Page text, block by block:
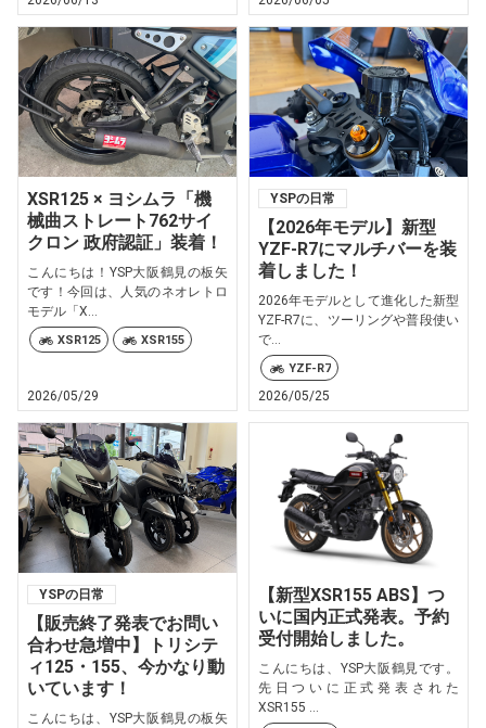
XSR125 × ヨシムラ「機
械曲ストレート762サイ
クロン 政府認証」装着！
こんにちは！YSP大阪鶴見の板矢
です！今回は、人気のネオレトロ
モデル「X...
XSR125 XSR155
2026/05/29
YSPの日常
【2026年モデル】新型
YZF-R7にマルチバーを装
着しました！
2026年モデルとして進化した新型
YZF-R7に、ツーリングや普段使い
で...
YZF-R7
2026/05/25
YSPの日常
【販売終了発表でお問い
合わせ急増中】トリシテ
ィ125・155、今かなり動
いています！
こんにちは、YSP大阪鶴見の板矢
【新型XSR155 ABS】つ
いに国内正式発表。予約
受付開始しました。
こんにちは、YSP大阪鶴見です。
先日ついに正式発表された
XSR155 ...